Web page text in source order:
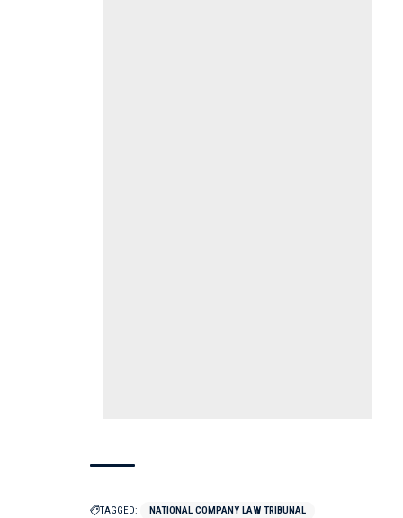
TAGGED:
NATIONAL COMPANY LAW TRIBUNAL